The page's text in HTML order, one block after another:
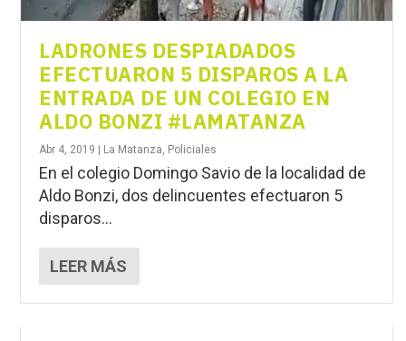
LADRONES DESPIADADOS
EFECTUARON 5 DISPAROS A LA
ENTRADA DE UN COLEGIO EN
ALDO BONZI #LAMATANZA
Abr 4, 2019 La Matanza, Policiales
En el colegio Domingo Savio de la localidad de
Aldo Bonzi, dos delincuentes efectuaron 5
disparos...
LEER MÁS